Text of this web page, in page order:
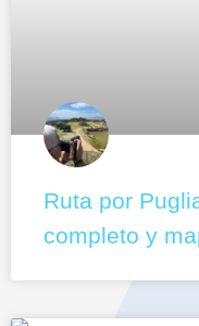
Ruta por
completo y